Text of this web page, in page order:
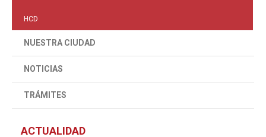
HCD
NUESTRA CIUDAD
NOTICIAS
TRÁMITES
ACTUALIDAD